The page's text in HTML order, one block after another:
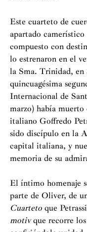
Este cuarteto de
apartado
compuesto con
lo estrenaron en el
la Sma. Trinidad, en
quincuagésima
Internacional de
marzo) había
italiano Goffredo
sido discípulo en la
capital italiana, y
memoria de su
El íntimo homenaje
parte de Oliver, de
Cuarteto que
motivque recorre